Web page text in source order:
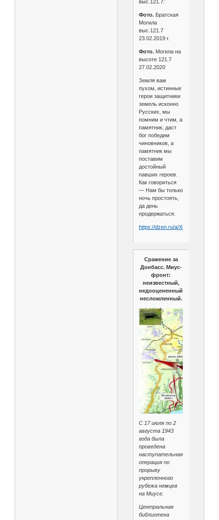
выс.121.7:
Фото.Братская
Могила
выс.121.7
23.02.2019 г.
Фото.Могила на
высоте 121.7
27.02.2020
Земля вам
пухом, истинные
герои защитники
земель исконно
Русских, мы
помним и чтим, а
памятник, даст
бог победим
чиновников, а
памятник мы
поставим
достойный
павших героев.
Как говориться
— Нам бы только
ночь простоять,
да день
продержаться.
https://dzen.ru/a/
Сражение за
Донбасс. Миус-
фронт:
неизвестный,
недооцененный,
несломленный.
С 17 июля по 2
августа 1943
года была
проведена
наступательная
операция по
прорыву
укрепленного
рубежа немцев
на Миусе.
Центральная
библиотека